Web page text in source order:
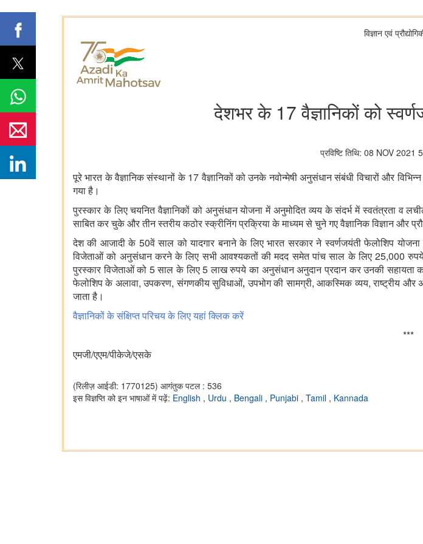
विज्ञान एवं
देशभर के 17 वैज्ञानिकों को
प्रविष्टि तिथि: 08 NOV
पूरे भारत के वैज्ञानिक संस्थानों के17वैज्ञानिकों को उनके नवोन्मेषी अनुसंधान संबंधी विचारों और
गया है।
पुरस्कार के लिए चयनित वैज्ञानिकों को अनुसंधान योजना में अनुमोदित व्यय के संदर्भ में स्वतंत्रता व
साबित कर चुके और तीन स्तरीय कठोर स्क्रीनिंग प्रक्रिया के माध्यम से चुने गए वैज्ञानिक विज्ञान और
देश की आजादी के 50वें साल को यादगार बनाने के लिए भारत सरकार ने स्वर्णजयंती फेलोशिप
विजेताओं को अनुसंधान करने के लिए सभी आवश्यकतों की मदद समेत पांच साल के लिए25,000
पुरस्कार विजेताओं को 5साल के लिए5लाख रुपये का अनुसंधान अनुदान प्रदान कर उनकी सहायता
फेलोशिप के अलावा,उपकरण,संगणकीय सुविधाओं, उपभोग की सामग्री,आकस्मिक व्यय,राष्ट्रीय और
जाता है।
वैज्ञानिकों के संक्षिप्त परिचय के लिए यहां क्लिक करें
***
एमजी/एएम/पीकेजे/एसके
(रिलीज़ आईडी: 1770125) आगंतुक पटल : 536
इस विज्ञप्ति को इन भाषाओं में पढ़ें: English , Urdu , Bengali , Punjabi , Tamil , Kannada